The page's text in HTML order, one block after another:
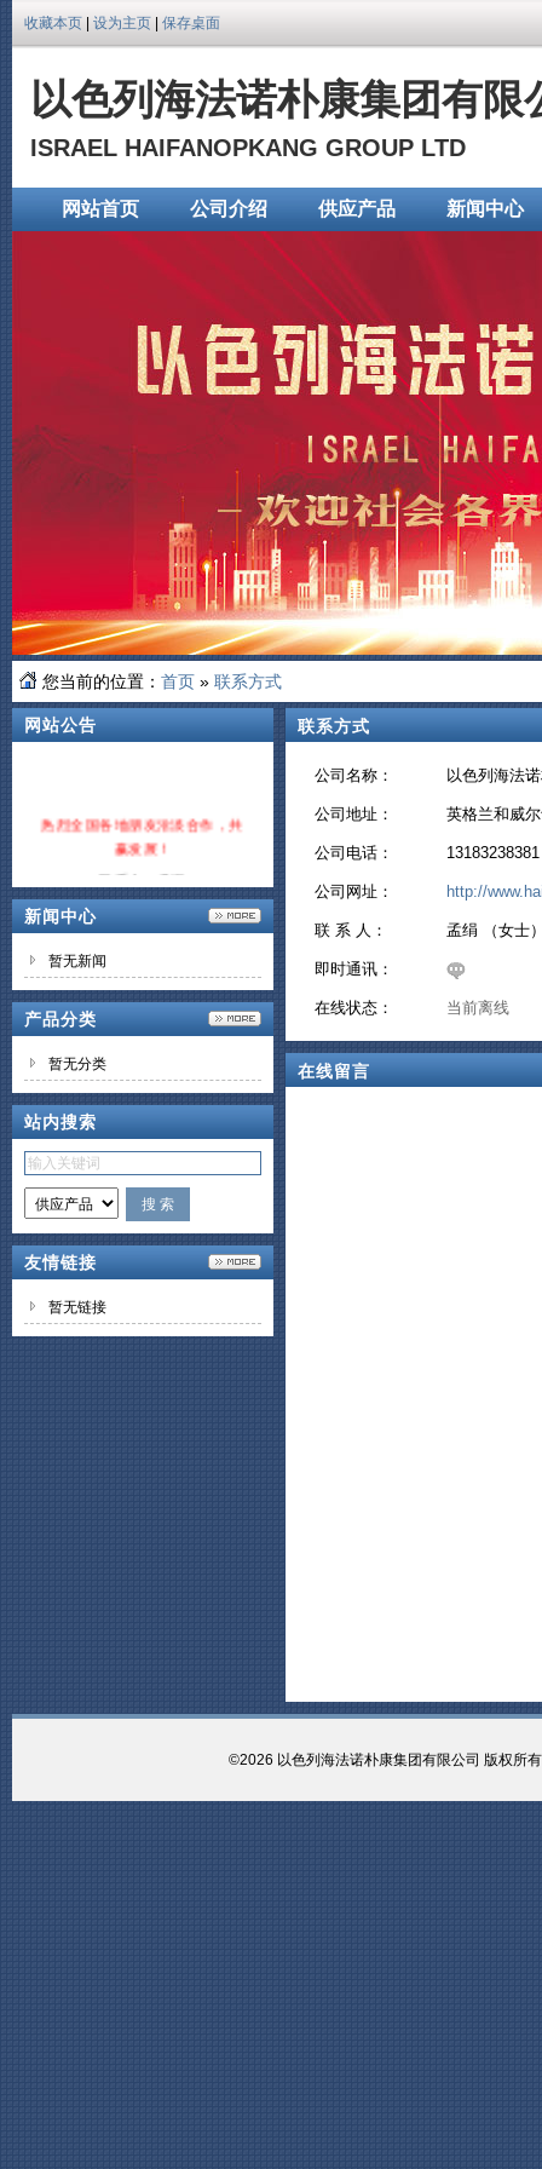
收藏本页 设为主页 保存桌面
以色列海法诺朴康集团有限
ISRAEL HAIFANOPKANG GROUP LTD
网站首页 公司介绍 供应产品 新闻中心
您当前的位置： 首页 » 联系方式
网站公告
热烈全国各地朋友洽淡合作，共
赢发展！
联系人：孟绢
电话：13183238381
新闻中心
暂无新闻
产品分类
暂无分类
站内搜索
友情链接
暂无链接
联系方式
公司名称： 以色列海法
公司地址： 英格兰和威
公司电话： 13183238381
公司网址： http://
联 系 人： 孟绢 （女士
即时通讯：
在线状态： 当前离线
在线留言
©2026 以色列海法诺朴康集团有限公司 版权所